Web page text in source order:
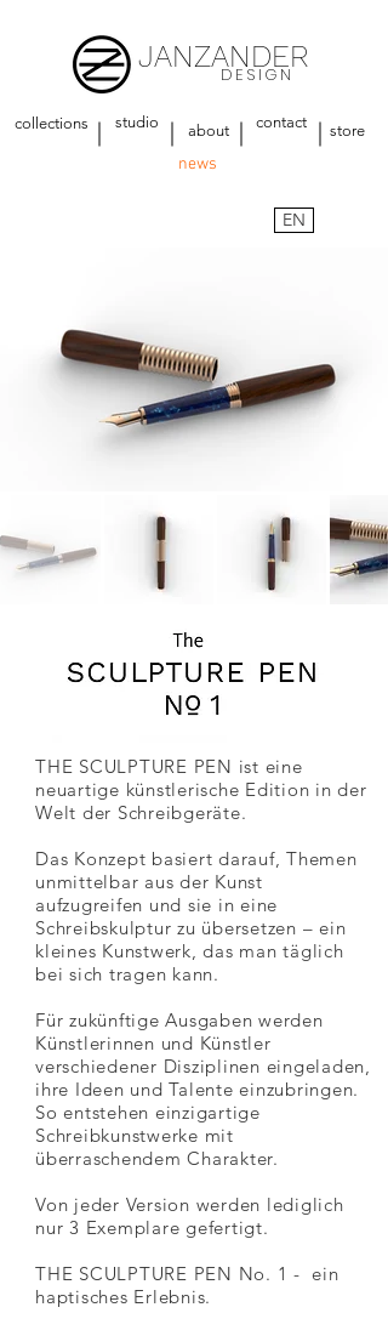
about contact
JANZANDER
DESIGN
collections studio store
news
EN
THE SCULPTURE PEN ist eine
neuartige künstlerische Edition in der
Welt der Schreibgeräte.
Das Konzept basiert darauf, Themen
unmittelbar aus der Kunst
aufzugreifen und sie in eine
Schreibskulptur zu übersetzen – ein
kleines Kunstwerk, das man täglich
bei sich tragen kann.
Für zukünftige Ausgaben werden
Künstlerinnen und Künstler
verschiedener Disziplinen eingeladen,
ihre Ideen und Talente einzubringen.
So entstehen einzigartige
Schreibkunstwerke mit
überraschendem Charakter.
Von jeder Version werden lediglich
nur 3 Exemplare gefertigt.
THE SCULPTURE PEN No. 1 - ein
haptisches Erlebnis.